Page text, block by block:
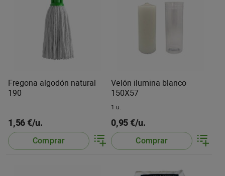
Fregona algodón natural
190
1,56 €/u.
Comprar
Velón ilumina blanco
150X57
1 u.
0,95 €/u.
Comprar